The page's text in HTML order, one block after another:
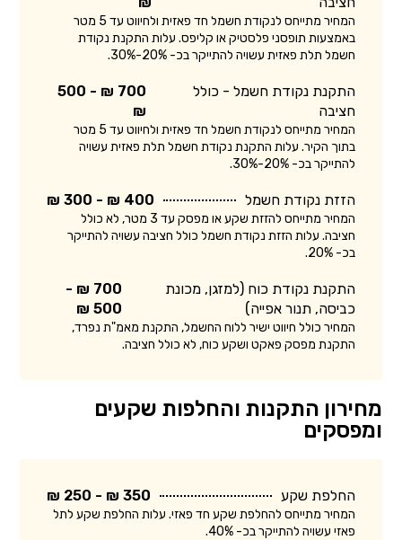
המחיר מתייחס לנקודת חשמל חד פאזית ולחיווט עד 5 מטר
באמצעות תופסני פלסטיק או קליפס. עלות התקנת נקודת
חשמל תלת פאזית עשויה להתייקר בכ- 20%-30%.
התקנת נקודת חשמל - כולל
חציבה
700 ₪ - 500
₪
המחיר מתייחס לנקודת חשמל חד פאזית ולחיווט עד 5 מטר
בתוך הקיר. עלות התקנת נקודת חשמל תלת פאזית עשויה
להתייקר בכ- 20%-30%.
הזזת נקודת חשמל 400 ₪ - 300 ₪
המחיר מתייחס להזזת שקע או מפסק עד 3 מטר, לא כולל
חציבה. עלות הזזת נקודת חשמל כולל חציבה עשויה להתייקר
בכ- 20%.
התקנת נקודת כוח (למזגן, מכונת
כביסה, תנור אפייה)
700 ₪ -
500 ₪
המחיר כולל חיווט ישיר ללוח החשמל, התקנת מאמ"ת נפרד,
התקנת מפסק פאקט ושקע כוח, לא כולל חציבה.
מחירון התקנות והחלפות שקעים
ומפסקים
החלפת שקע 350 ₪ - 250 ₪
המחיר מתייחס להחלפת שקע חד פאזי. עלות החלפת שקע לתל
פאזי עשויה להתייקר בכ- 40%.